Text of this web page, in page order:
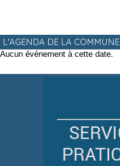
L'AGENDA DE LA COMMUNE
Aucun événement à cette date.